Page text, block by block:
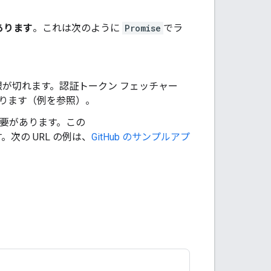
ります。これは次のように Promise でラ
切れます。認証トークン フェッチャー
す（例を参照）。
があります。この
次の URL の例は、 GitHub のサンプルアプ